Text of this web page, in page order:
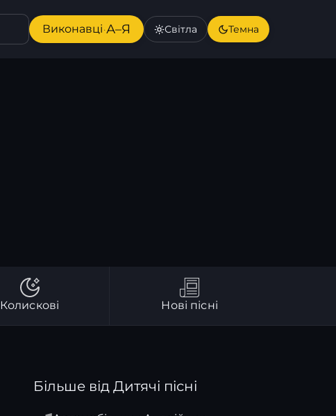
Виконавці·А–Я Світла Темна
Колискові Нові пісні
Більше від Дитячі пісні